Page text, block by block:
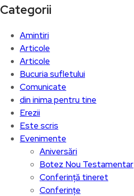
Categorii
Amintiri
Articole
Articole
Bucuria sufletului
Comunicate
din inima pentru tine
Erezii
Este scris
Evenimente
Aniversări
Botez Nou Testamentar
Conferință tineret
Conferințe